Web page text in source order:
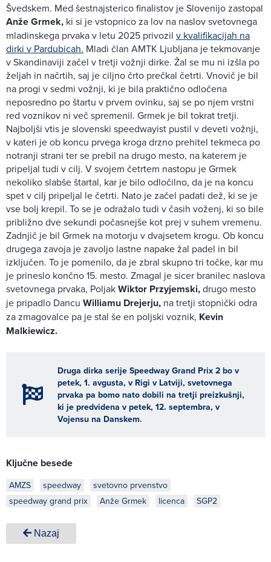
Švedskem. Med šestnajsterico finalistov je Slovenijo zastopal
Anže Grmek, ki si je vstopnico za lov na naslov svetovnega
mladinskega prvaka v letu 2025 privozil v kvalifikacijah na
dirki v Pardubicah. Mladi član AMTK Ljubljana je tekmovanje
v Skandinaviji začel v tretji vožnji dirke. Žal se mu ni izšla po
željah in načrtih, saj je ciljno črto prečkal četrti. Vnovič je bil
na progi v sedmi vožnji, ki je bila praktično odločena
neposredno po štartu v prvem ovinku, saj se po njem vrstni
red voznikov ni več spremenil. Grmek je bil tokrat tretji.
Najboljši vtis je slovenski speedwayist pustil v deveti vožnji,
v kateri je ob koncu prvega kroga drzno prehitel tekmeca po
notranji strani ter se prebil na drugo mesto, na katerem je
pripeljal tudi v cilj. V svojem četrtem nastopu je Grmek
nekoliko slabše štartal, kar je bilo odločilno, da je na koncu
spet v cilj pripeljal le četrti. Nato je začel padati dež, ki se je
vse bolj krepil. To se je odražalo tudi v časih voženj, ki so bile
približno dve sekundi počasnejše kot prej v suhem vremenu.
Zadnjič je bil Grmek na motorju v dvajsetem krogu. Ob koncu
drugega zavoja je zavoljo lastne napake žal padel in bil
izključen. To je pomenilo, da je zbral skupno tri točke, kar mu
je prineslo končno 15. mesto. Zmagal je sicer branilec naslova
svetovnega prvaka, PoljakWiktor Przyjemski,drugo mesto
je pripadlo Dancu Williamu Drejerju, na tretji stopnički odra
za zmagovalce pa je stal še en poljski voznik, Kevin
Malkiewicz.
Druga dirka serije Speedway Grand Prix 2 bo v
petek, 1. avgusta, v Rigi v Latviji, svetovnega
prvaka pa bomo nato dobili na tretji preizkušnji,
ki je predvidena v petek, 12. septembra, v
Vojensu na Danskem.
Ključne besede
AMZS speedway
svetovno prvenstvo
speedway grand prix
Anže Grmek licenca SGP2
Nazaj